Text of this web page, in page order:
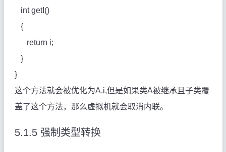
int getI()
{
return i;
}
}
这个方法就会被优化为A.i,但是如果类A被继承且子类覆
盖了这个方法，那么虚拟机就会取消内联。
5.1.5 强制类型转换